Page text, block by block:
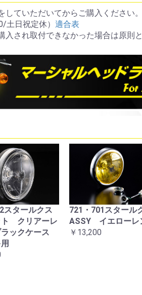
ていただいてからご購入ください。
日祝定休） 適合表
入され取付できなかった場合は原則
スタールクス
ト クリアーレ
ックケース
721・701スタール
ASSY イエローレ
￥13,200